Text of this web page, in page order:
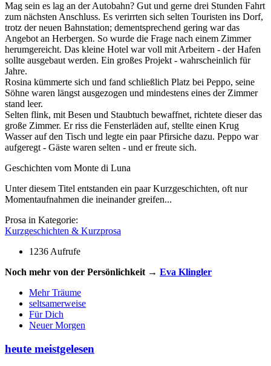
Mag sein es lag an der Autobahn? Gut und gerne drei Stunden Fahrt
zum nächsten Anschluss. Es verirrten sich selten Touristen ins Dorf,
trotz der neuen Bahnstation; dementsprechend gering war das
Angebot an Herbergen. So wurde die Frage nach einem Zimmer
herumgereicht. Das kleine Hotel war voll mit Arbeitern - der Hafen
sollte ausgebaut werden. Ein großes Projekt - wahrscheinlich für
Jahre.
Rosina kümmerte sich und fand schließlich Platz bei Peppo, seine
Söhne waren längst ausgezogen und mindestens eines der Zimmer
stand leer.
Selten flink, mit Besen und Staubtuch bewaffnet, richtete dieser das
große Zimmer. Er riss die Fensterläden auf, stellte einen Krug
Wasser auf den Tisch und legte ein paar Pfirsiche dazu. Peppo war
aufgeregt - Gäste waren selten - und er freute sich.
Geschichten vom Monte di Luna
Unter diesem Titel entstanden ein paar Kurzgeschichten, oft nur
Momentaufnahmen die ineinander greifen...
Prosa in Kategorie:
Kurzgeschichten & Kurzprosa
1236 Aufrufe
Noch mehr von der Persönlichkeit → Eva Klingler
Mehr Träume
seltsamerweise
Für Dich
Neuer Morgen
heute meistgelesen